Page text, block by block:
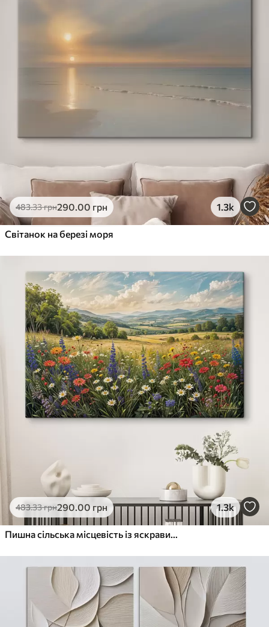
483.33грн290.00 грн 1.3k
Світанок на березі моря
483.33грн290.00 грн 1.3k
Пишна сільська місцевість із яскравим лугом диких квітів, наповненим різнокольоровими квітами під хмарним небом